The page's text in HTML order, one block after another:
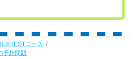
コース
予想問題